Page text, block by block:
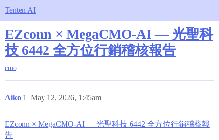
Tenten AI
EZconn × MegaCMO-AI — 光聖科
技 6442 全方位行銷稽核報告
cmo
Aiko May 12, 2026, 1:45am
1
EZconn × MegaCMO-AI — 光聖科技 6442 全方位行銷稽核報
告